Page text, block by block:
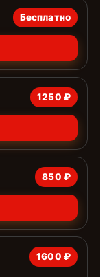
Бесплатно
1250 ₽
850 ₽
1600 ₽